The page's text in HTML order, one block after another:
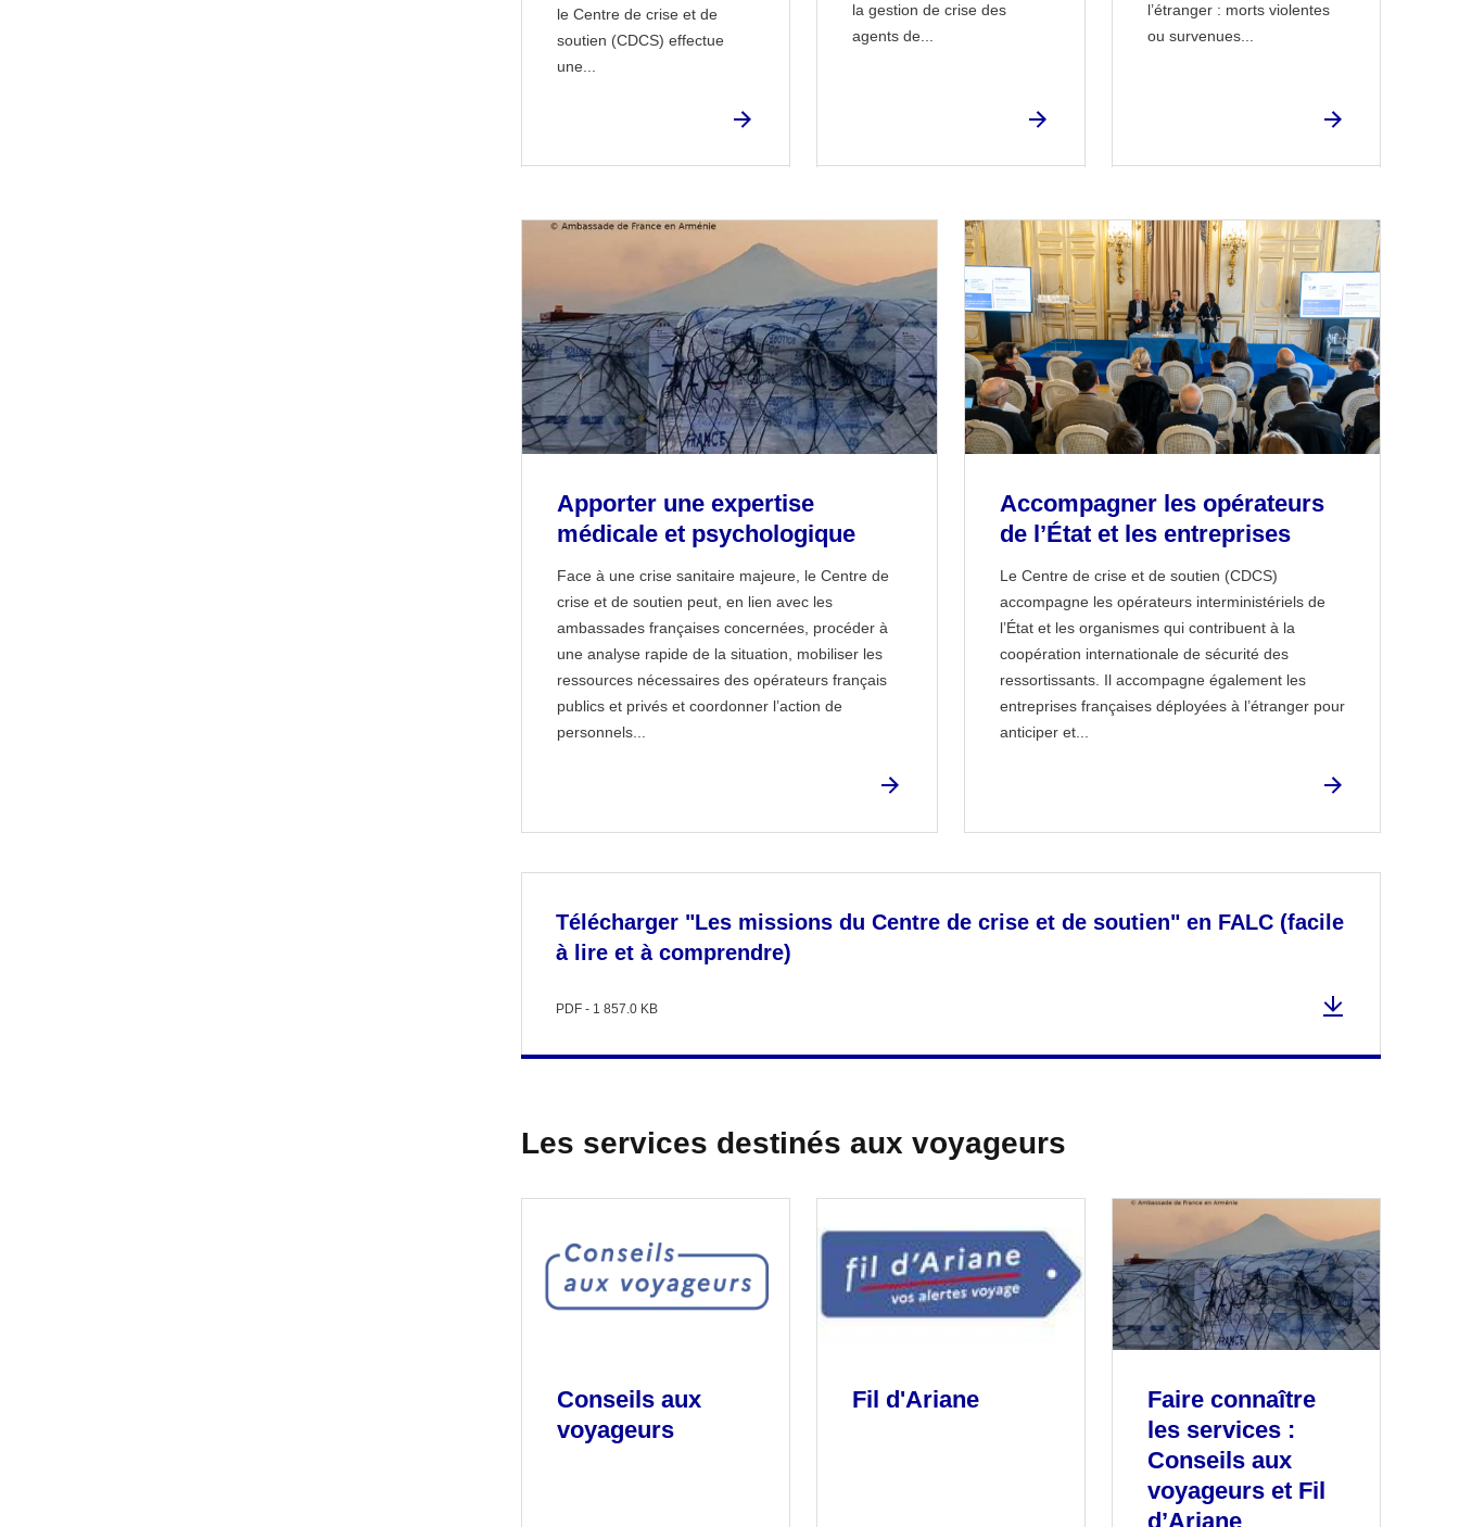
le Centre de crise et de
soutien (CDCS) effectue
une...
la gestion de crise des
agents de...
l’étranger : morts violentes
ou survenues...
Apporter une expertise
médicale et psychologique
Face à une crise sanitaire majeure, le Centre de
crise et de soutien peut, en lien avec les
ambassades françaises concernées, procéder à
une analyse rapide de la situation, mobiliser les
ressources nécessaires des opérateurs français
publics et privés et coordonner l’action de
personnels...
Accompagner les opérateurs
de l’État et les entreprises
Le Centre de crise et de soutien (CDCS)
accompagne les opérateurs interministériels de
l’État et les organismes qui contribuent à la
coopération internationale de sécurité des
ressortissants. Il accompagne également les
entreprises françaises déployées à l’étranger pour
anticiper et...
Télécharger "Les missions du Centre de crise et de soutien" en FALC (facile
à lire et à comprendre)
PDF - 1 857.0 KB
Les services destinés aux voyageurs
Conseils aux
voyageurs
Fil d'Ariane
Faire connaître
les services :
Conseils aux
voyageurs et Fil
d’Ariane